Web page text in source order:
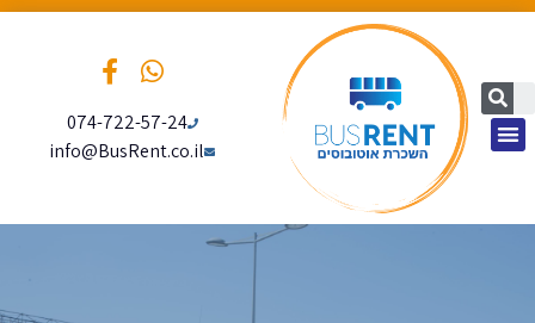
074-722-57-24
info@BusRent.co.il